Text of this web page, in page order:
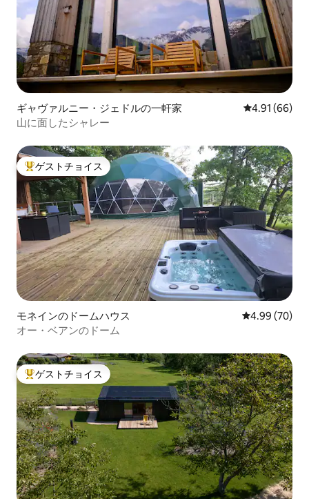
ギャヴァルニー・ジェドルの一軒家 レビュー66
4.91 (66)
山に面したシャレー
大好評のゲストチョイスです。
ゲストチョイス
モネインのドームハウス レビュー70
4.99 (70)
オー・ベアンのドーム
大好評のゲストチョイスです。
ゲストチョイス